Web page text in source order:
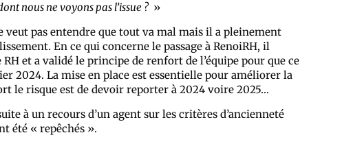
nous ne voyons pas l’issue ? »
veut pas entendre que tout va mal mais il a pleinement
En ce qui concerne le passage à RenoiRH, il
et a validé le principe de renfort de l’équipe pour que ce
2024. La mise en place est essentielle pour améliorer la
le risque est de devoir reporter à 2024 voire 2025…
à un recours d’un agent sur les critères d’ancienneté
été « repêchés ».